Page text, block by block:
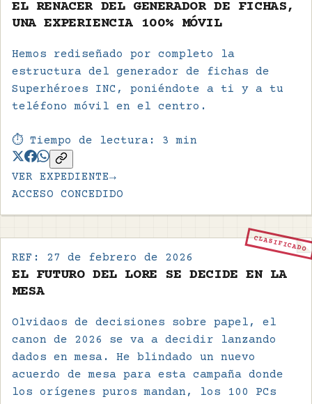
EL RENACER DEL GENERADOR DE FICHAS,
UNA EXPERIENCIA 100% MÓVIL
Hemos rediseñado por completo la
estructura del generador de fichas de
Superhéroes INC, poniéndote a ti y a tu
teléfono móvil en el centro.
⏱️ Tiempo de lectura: 3 min
VER EXPEDIENTE→
ACCESO CONCEDIDO
REF: 27 de febrero de 2026
CLASIFICADO
EL FUTURO DEL LORE SE DECIDE EN LA
MESA
Olvidaos de decisiones sobre papel, el
canon de 2026 se va a decidir lanzando
dados en mesa. He blindado un nuevo
acuerdo de mesa para esta campaña donde
los orígenes puros mandan, los 100 PCs